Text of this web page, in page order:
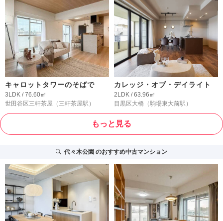
キャロットタワーのそばで
3LDK / 76.60㎡
世田谷区三軒茶屋 （三軒茶屋駅）
カレッジ・オブ・デイライト
2LDK / 63.96㎡
目黒区大橋 （駒場東大前駅）
もっと見る
代々木公園 のおすすめ中古マンション